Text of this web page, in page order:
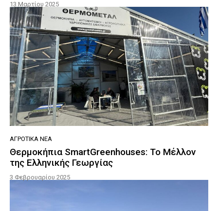
13 Μαρτίου 2025
ΑΓΡΟΤΙΚΆ ΝΈΑ
Θερμοκήπια SmartGreenhouses: Το Μέλλον
της Ελληνικής Γεωργίας
3 Φεβρουαρίου 2025